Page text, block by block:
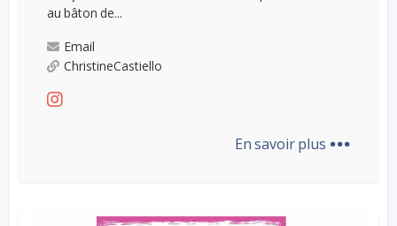
au bâton de...
Email
ChristineCastiello
En savoir plus ...